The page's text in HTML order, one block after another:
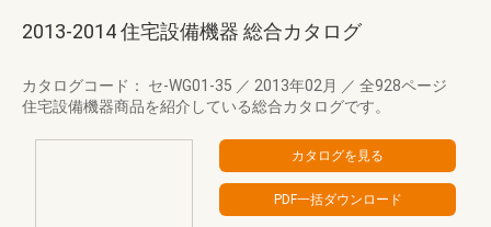
2013-2014 住宅設備機器 総合カタログ
カタログコード： セ-WG01-35 ／ 2013年02月 ／ 全928ページ
住宅設備機器商品を紹介している総合カタログです。